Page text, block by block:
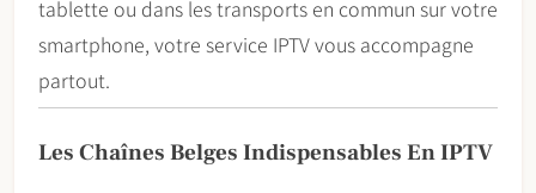
tablette ou dans les transports en commun sur votre
smartphone, votre service IPTV vous accompagne
partout.
Les Chaînes Belges Indispensables En IPTV